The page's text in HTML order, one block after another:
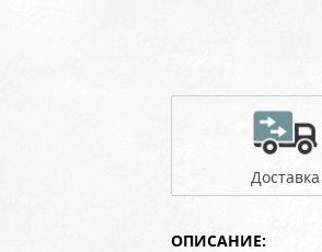
Доставка
ОПИСАНИЕ: